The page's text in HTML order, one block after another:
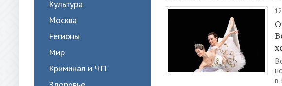
Культура
Москва
Регионы
Мир
Криминал и ЧП
в